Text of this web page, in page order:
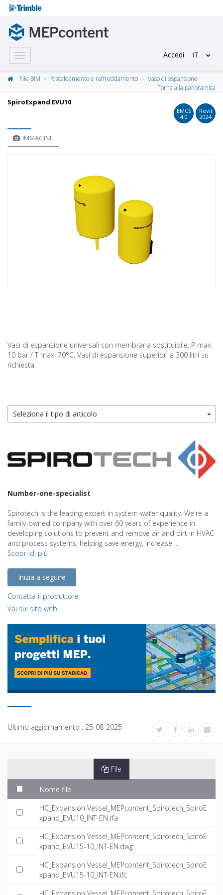
Toggle
navigation
Accedi IT
File BIM Riscaldamento e raffreddamento
Vaso di espansione
Torna alla panoramica
SpiroExpand EVU10
EMCS
4.0
Revit
2024
IMMAGINE
Vasi di espansione universali con membrana sostituibile, P max.
10 bar / T max. 70°C. Vasi di espansione superiori a 300 litri su
richiesta.
Seleziona il tipo di articolo
Number-one-specialist
Spirotech is the leading expert in system water quality. We're a
family-owned company with over 60 years of experience in
developing solutions to prevent and remove air and dirt in HVAC
and process systems, helping save energy, increase ...
Scopri di più
Inizia a seguire
Contatta il produttore
Vai sul sito web
Ultimo aggiornamento : 25-08-2025
File
Nome file
HC_Expansion Vessel_MEPcontent_Spirotech_SpiroE
xpand_EVU10_INT-EN.rfa
HC_Expansion Vessel_MEPcontent_Spirotech_SpiroE
xpand_EVU15-10_INT-EN.dwg
HC_Expansion Vessel_MEPcontent_Spirotech_SpiroE
xpand_EVU15-10_INT-EN.ifc